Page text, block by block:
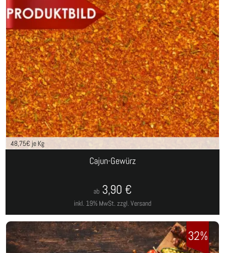
48,75€ je Kg
Cajun-Gewürz
inkl. 19% MwSt. zzgl. Versand
ab 3,90 €
32%